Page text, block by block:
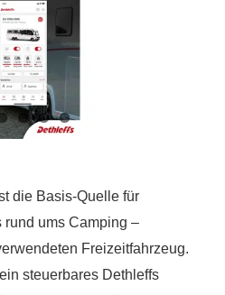
die Basis-Quelle für
rund ums Camping –
Freizeitfahrzeug.
steuerbares Dethleffs